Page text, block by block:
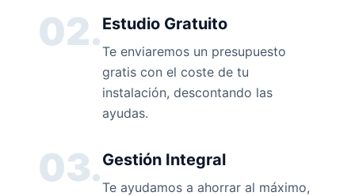
02.Estudio Gratuito
Te enviaremos un presupuesto
gratis con el coste de tu
instalación, descontando las
ayudas.
03.Gestión Integral
Te ayudamos a ahorrar al máximo,